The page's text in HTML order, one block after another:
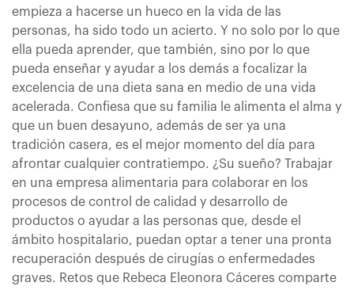
empieza a hacerse un hueco en la vida de las
personas, ha sido todo un acierto. Y no solo por lo que
ella pueda aprender, que también, sino por lo que
pueda enseñar y ayudar a los demás a focalizar la
excelencia de una dieta sana en medio de una vida
acelerada. Confiesa que su familia le alimenta el alma y
que un buen desayuno, además de ser ya una
tradición casera, es el mejor momento del día para
afrontar cualquier contratiempo. ¿Su sueño? Trabajar
en una empresa alimentaria para colaborar en los
procesos de control de calidad y desarrollo de
productos o ayudar a las personas que, desde el
ámbito hospitalario, puedan optar a tener una pronta
recuperación después de cirugías o enfermedades
graves. Retos que Rebeca Eleonora Cáceres comparte